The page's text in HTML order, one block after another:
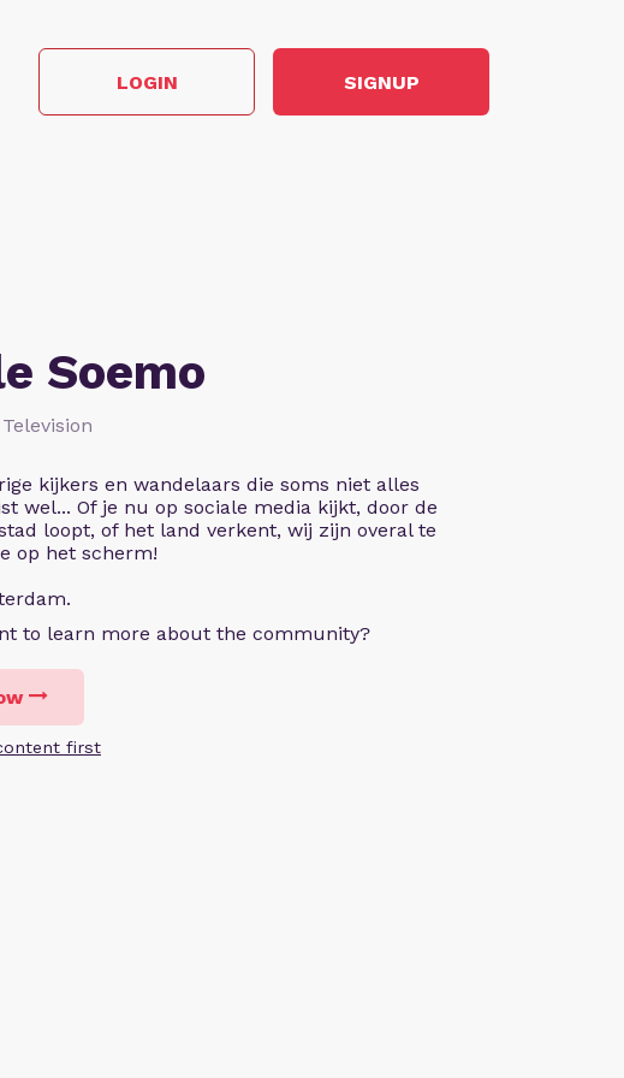
LOGIN SIGNUP
Soemo
kijkers en wandelaars die soms niet alles
wel... Of je nu op sociale media kijkt, door de
loopt, of het land verkent, wij zijn overal te
op het scherm!
to learn more about the community?
first